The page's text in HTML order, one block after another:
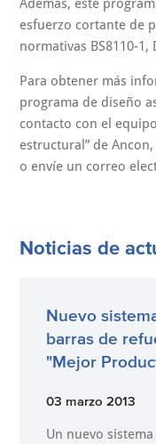
Además, este
esfuerzo cortante de
normativas BS8110-1,
Para obtener más
programa de diseño
contacto con el
estructural” de
o envíe un correo
Noticias de
Nuevo
barras de
"Mejor
03 marzo 2013
Un nuevo